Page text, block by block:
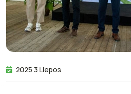
2025 3 Liepos